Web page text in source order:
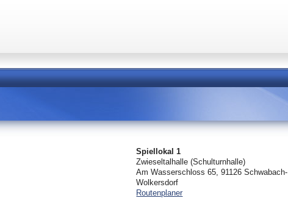
Spiellokal 1
Zwieseltalhalle (Schulturnhalle)
Am Wasserschloss 65, 91126 Schwabach-
Wolkersdorf
Routenplaner